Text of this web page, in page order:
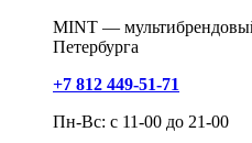
MINT —
Петербурга
+7 812 449-51-71
Пн-Вс: с 11-00 до 21-00